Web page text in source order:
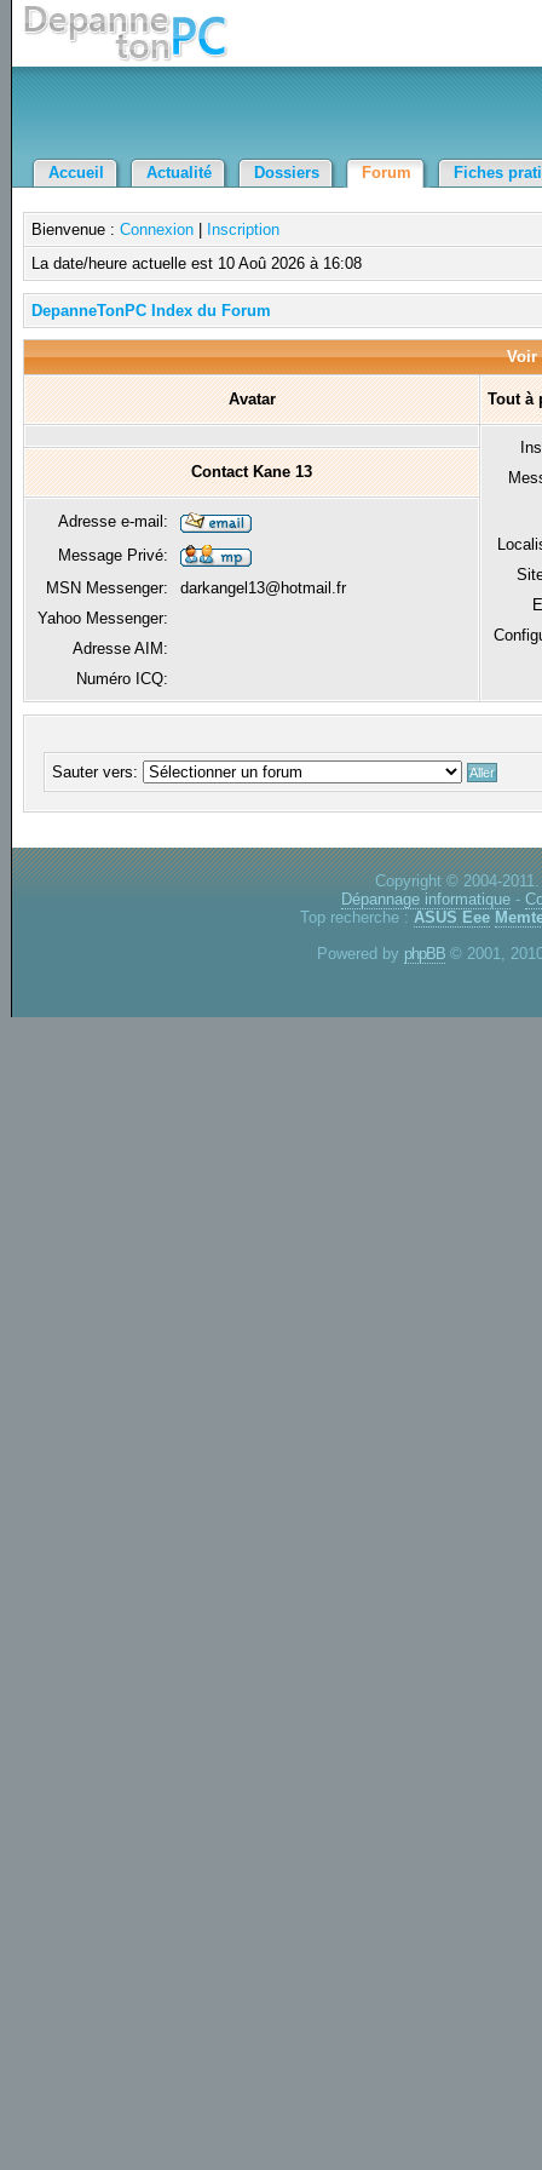
Accueil Actualité Dossiers Forum Fiches
Bienvenue :Connexion
Inscription
La date/heure actuelle est 10 Aoû 2026 à 16:08
DepanneTonPC Index du Forum
Voir
Avatar Tout à
Contact Kane 13
Adresse e-mail:
Message Privé:
MSN Messenger:
darkangel13@hotmail.fr
Yahoo Messenger:
Adresse AIM:
Numéro ICQ:
Sauter vers:
Copyright © 2004-
Dépannage informatique -
Top recherche : ASUS Eee
Powered by phpBB © 2001,